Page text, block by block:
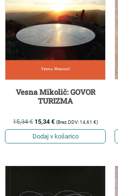
Vesna Mikolič: GOVOR
TURIZMA
15,34€ 15,34€ (Brez DDV:14,61€)
Dodaj v košarico